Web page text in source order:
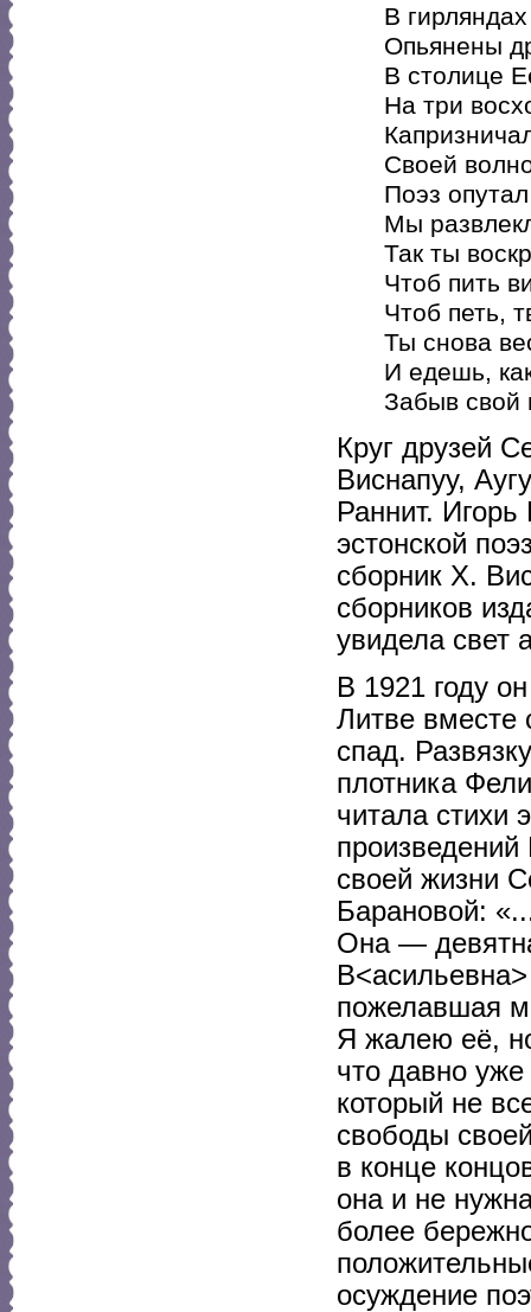
В
Опьянены
В столице
На три
Своей
Поэз
Мы
Так ты
Чтоб пить
Чтоб петь,
Ты снова
И едешь,
Забыв свой
Круг друзей
Виснапуу,
Раннит.
эстонской
сборник Х.
сборников
увидела свет
В 1921 году
Литве вместе
спад.
плотника
читала стихи
своей жизни
Барановой:
Она —
пожелавшая
Я жалею её,
что давно
который не
свободы
в конце
она и не
более
осуждение